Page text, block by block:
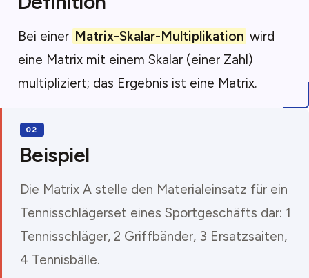
Bei einer Matrix-Skalar-Multiplikation wird
eine Matrix mit einem Skalar (einer Zahl)
multipliziert; das Ergebnis ist eine Matrix.
Beispiel
Die Matrix A stelle den Materialeinsatz für ein
Tennisschlägerset eines Sportgeschäfts dar: 1
Tennisschläger, 2 Griffbänder, 3 Ersatzsaiten,
4 Tennisbälle.